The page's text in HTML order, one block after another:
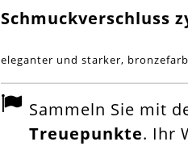
Schmuckverschluss
eleganter und starker,
Sammeln Sie mit
Treuepunkte. Ihr